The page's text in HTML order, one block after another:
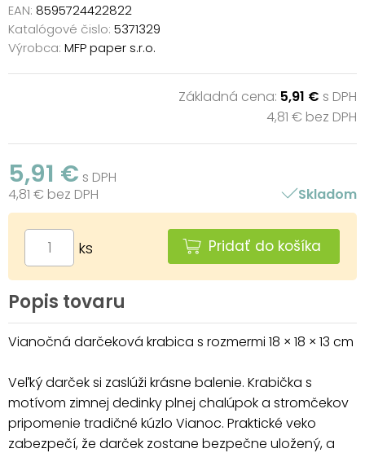
EAN: 8595724422822
Katalógové čislo: 5371329
Výrobca: MFP paper s.r.o.
Základná cena: 5,91 € s DPH
4,81 € bez DPH
5,91 € s DPH
4,81 € bez DPH
Skladom
ks Pridať do košíka
Popis tovaru
Vianočná darčeková krabica s rozmermi 18 × 18 × 13 cm
Veľký darček si zaslúži krásne balenie. Krabička s
motívom zimnej dedinky plnej chalúpok a stromčekov
pripomenie tradičné kúzlo Vianoc. Praktické veko
zabezpečí, že darček zostane bezpečne uložený, a